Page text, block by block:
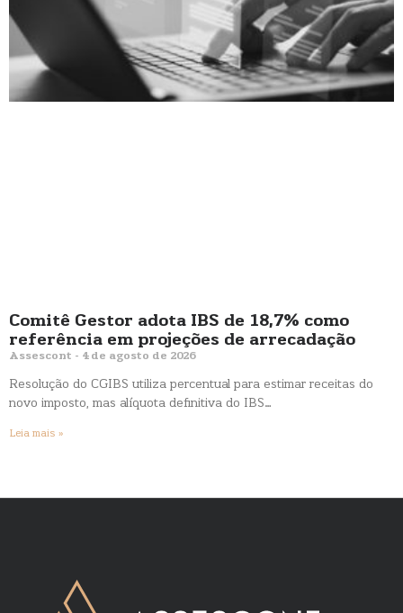
Comitê Gestor adota IBS de 18,7% como
referência em projeções de arrecadação
Assescont 4 de agosto de 2026
Resolução do CGIBS utiliza percentual para estimar receitas do
novo imposto, mas alíquota definitiva do IBS…
Leia mais »